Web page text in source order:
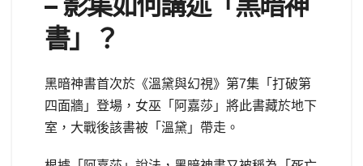
書」？
黑暗神書首次於《溫黛與幻視》第7集「打破第
四面牆」登場，女巫「阿嘉莎」將此書藏於地下
室，大戰後該書被「溫黛」帶走。